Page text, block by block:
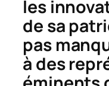
les
de sa
pas
à des